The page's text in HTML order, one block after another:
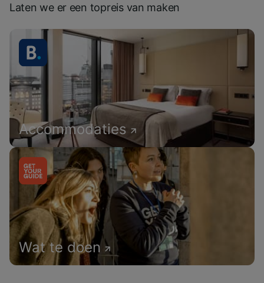
Laten we er een topreis van maken
Accommodaties
Wat te doen